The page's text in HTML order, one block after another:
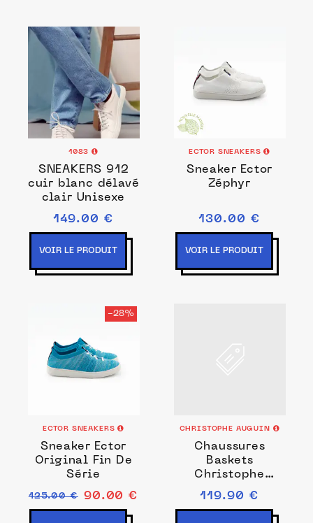
1083
SNEAKERS 912
cuir blanc délavé
clair Unisexe
149.00 €
VOIR LE PRODUIT
ECTOR SNEAKERS
Sneaker Ector
Zéphyr
130.00 €
VOIR LE PRODUIT
-28%
ECTOR SNEAKERS
Sneaker Ector
Original Fin De
Série
125.00 € 90.00 €
CHRISTOPHE AUGUIN
Chaussures
Baskets
Christophe
Auguin - Bleu -
ARMATEUR
Baskets Nubuck
119.90 €